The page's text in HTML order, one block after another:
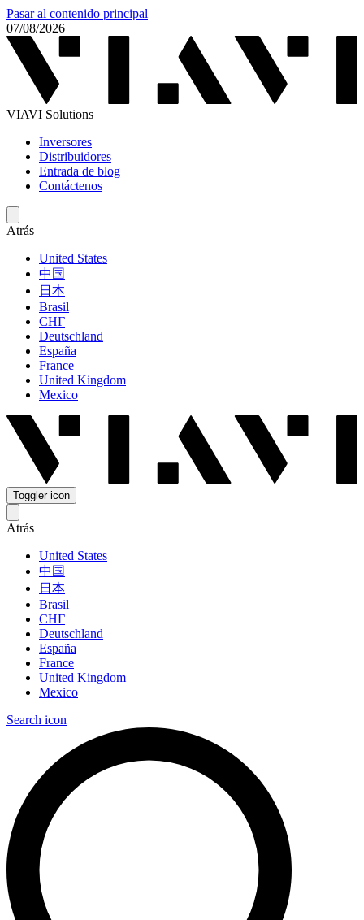
Pasar al contenido principal
07/08/2026
VIAVI Solutions
Inversores
Distribuidores
Entrada de blog
Contáctenos
Atrás
United States
中国
日本
Brasil
СНГ
Deutschland
España
France
United Kingdom
Mexico
Toggler icon
Atrás
United States
中国
日本
Brasil
СНГ
Deutschland
España
France
United Kingdom
Mexico
Search icon